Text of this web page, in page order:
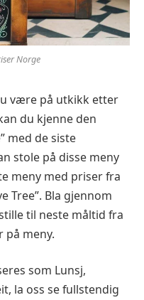
Norge
være på utkikk etter
du kjenne den
med de siste
stole på disse meny
meny med priser fra
Tree”. Bla gjennom
til neste måltid fra
på meny.
som Lunsj,
la oss se fullstendig